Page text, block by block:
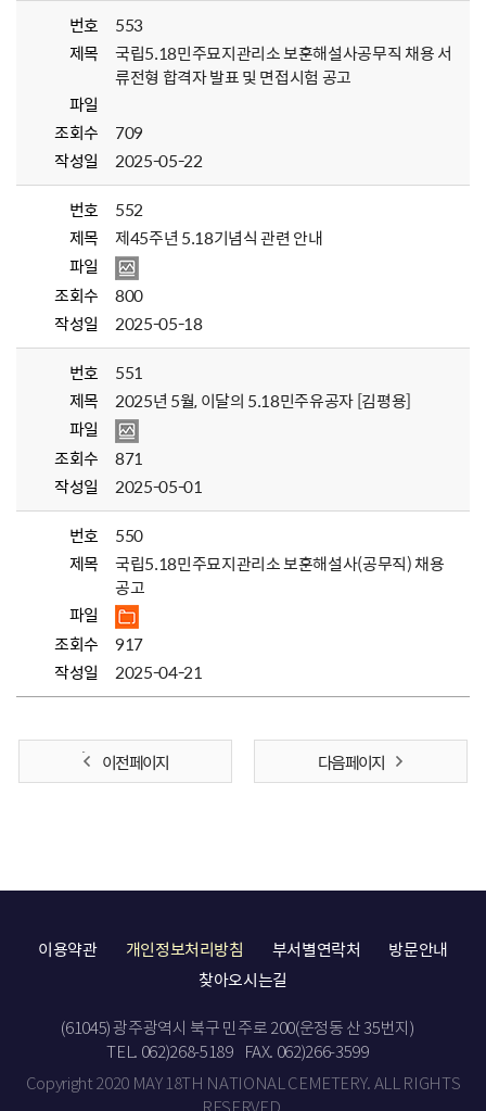
번호
553
제목
국립5.18민주묘지관리소 보훈해설사공무직 채용 서
류전형 합격자 발표 및 면접시험 공고
파일
조회수
709
작성일
2025-05-22
번호
552
제목
제45주년 5.18기념식 관련 안내
파일
조회수
800
작성일
2025-05-18
번호
551
제목
2025년 5월, 이달의 5.18민주유공자 [김평용]
파일
조회수
871
작성일
2025-05-01
번호
550
제목
국립5.18민주묘지관리소 보훈해설사(공무직) 채용
공고
파일
조회수
917
작성일
2025-04-21
이전 페이지 다음 페이지
이용약관 개인정보처리방침 부서별연락처
방문안내
찾아오시는길
(61045) 광주광역시 북구 민주로 200(운정동 산 35번지)
TEL. 062)268-5189
FAX. 062)266-3599
Copyright 2020 MAY 18TH NATIONAL CEMETERY. ALL RIGHTS